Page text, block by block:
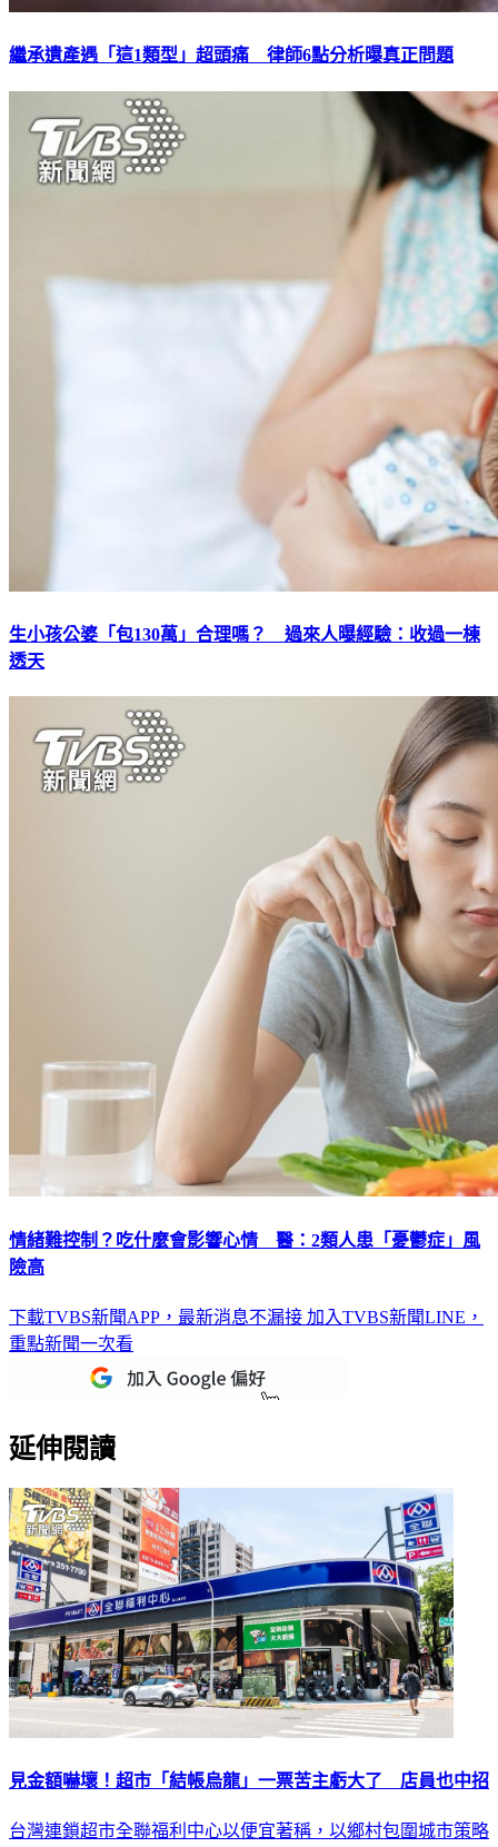
繼承遺產遇「這1類型」超頭痛 律師6點分析曝真正問題
生小孩公婆「包130萬」合理嗎？ 過來人曝經驗：收過一棟
透天
情緒難控制？吃什麼會影響心情 醫：2類人患「憂鬱症」風
險高
下載TVBS新聞APP，最新消息不漏接 加入TVBS新聞LINE，
重點新聞一次看
延伸閱讀
見金額嚇壞！超市「結帳烏龍」一票苦主虧大了 店員也中招
台灣連鎖超市全聯福利中心以便宜著稱，以鄉村包圍城市策略